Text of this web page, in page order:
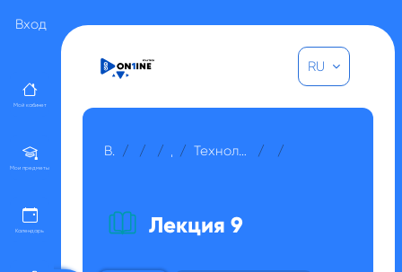
Вход
Мой кабинет
Мои предметы
Календарь
RU
В начало КурсыПрочее
Для гостей Технология органических и нефтехимических производств Модуль 3
Лекция 9